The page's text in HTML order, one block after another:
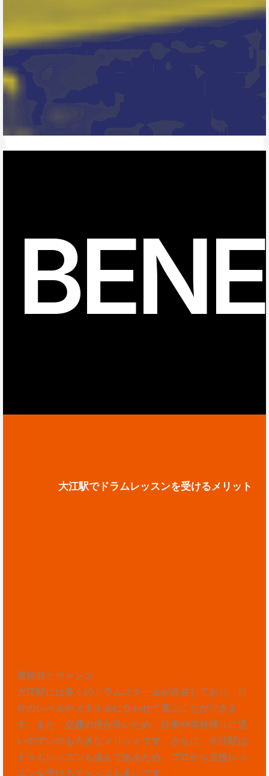
大江駅でドラムレッスンを受けるメリット
選択肢とチャンス
大江駅には多くのドラムスクールが点在しており、自
分のレベルやスタイルに合わせて選ぶことができま
す。また、交通の便が良いため、仕事や学校帰りに通
いやすいのも大きなメリットです。さらに、大江駅は
ドラムレッスンも盛んであるため、プロから直接レッ
スンを受けるチャンスも多いです。